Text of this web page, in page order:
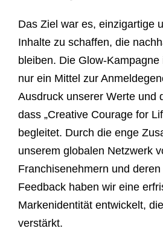
Das Ziel war es, einzigartige
Inhalte zu schaffen, die
bleiben. Die Glow-
nur ein Mittel zur
Ausdruck unserer Werte und
dass „Creative Courage for
begleitet. Durch die enge
unserem globalen Netzwerk
Franchisenehmern und
Feedback haben wir eine
Markenidentität entwickelt,
verstärkt.